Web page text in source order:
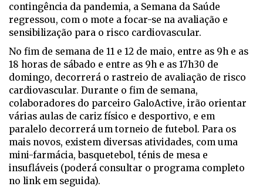
contingência da pandemia, a Semana da Saúde
regressou, com o mote a focar-se na avaliação e
sensibilização para o risco cardiovascular.
No fim de semana de 11 e 12 de maio, entre as 9h e as
18 horas de sábado e entre as 9h e as 17h30 de
domingo, decorrerá o rastreio de avaliação de risco
cardiovascular. Durante o fim de semana,
colaboradores do parceiro GaloActive, irão orientar
várias aulas de cariz físico e desportivo, e em
paralelo decorrerá um torneio de futebol. Para os
mais novos, existem diversas atividades, com uma
mini-farmácia, basquetebol, ténis de mesa e
insufláveis (poderá consultar o programa completo
no link em seguida).